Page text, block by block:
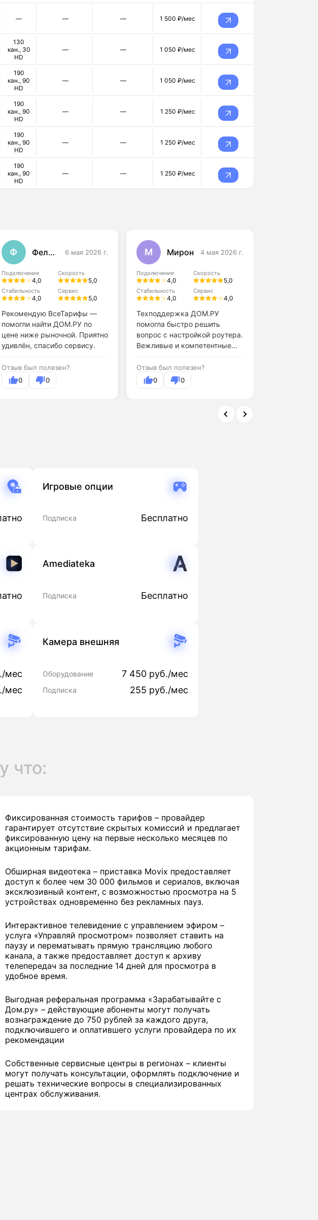
Ф Феликс 6 мая 2026 г.
Подключение
4,0
Скорость
5,0
Стабильность
4,0
Сервис
5,0
Рекомендую ВсеТарифы —
помогли найти ДОМ.РУ по
цене ниже рыночной. Приятно
удивлён, спасибо сервису.
Отзыв был полезен?
0
0
М Мирон 4 мая 2026 г.
Подключение
4,0
Скорость
5,0
Стабильность
4,0
Сервис
4,0
Техподдержка ДОМ.РУ
помогла быстро решить
вопрос с настройкой роутера.
Вежливые и компетентные
Отзыв был полезен?
0
0
— — — 1 500 ₽/мес
130
кан., 30
HD
— — 1 050 ₽/мес
190
кан., 90
HD
— — 1 050 ₽/мес
190
кан., 90
HD
— — 1 250 ₽/мес
190
кан., 90
HD
— — 1 250 ₽/мес
190
кан., 90
HD
— — 1 250 ₽/мес
Игровые опции
Подписка Бесплатно
Amediateka
Подписка Бесплатно
мес
мес
Камера внешняя
Оборудование 7 450 руб./мес
Подписка 255 руб./мес
что:
Фиксированная стоимость тарифов – провайдер
гарантирует отсутствие скрытых комиссий и предлагает
фиксированную цену на первые несколько месяцев по
акционным тарифам.
Обширная видеотека – приставка Movix предоставляет
доступ к более чем 30 000 фильмов и сериалов, включая
эксклюзивный контент, с возможностью просмотра на 5
устройствах одновременно без рекламных пауз.
Интерактивное телевидение с управлением эфиром –
услуга «Управляй просмотром» позволяет ставить на
паузу и перематывать прямую трансляцию любого
канала, а также предоставляет доступ к архиву
телепередач за последние 14 дней для просмотра в
удобное время.
Выгодная реферальная программа «Зарабатывайте с
Дом.ру» – действующие абоненты могут получать
вознаграждение до 750 рублей за каждого друга,
подключившего и оплатившего услуги провайдера по их
рекомендации
Собственные сервисные центры в регионах – клиенты
могут получать консультации, оформлять подключение и
решать технические вопросы в специализированных
центрах обслуживания.